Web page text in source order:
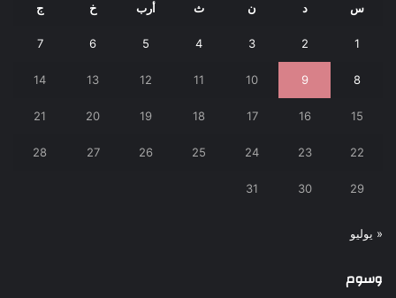
س د ن ث أرب خ ج
1
2
3
4
5
6
7
8
9
10
11
12
13
14
15
16
17
18
19
20
21
22
23
24
25
26
27
28
29
30
31
« يوليو
وسوم